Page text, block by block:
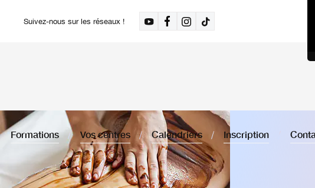
Suivez-nous sur les réseaux !
Formations Vos centres Calendriers Inscription